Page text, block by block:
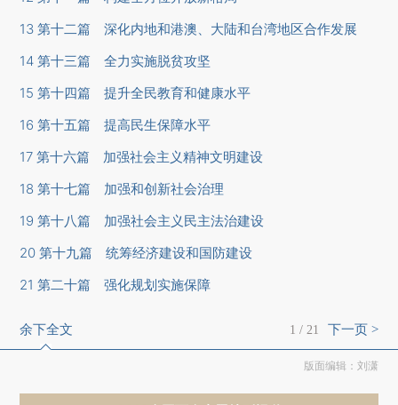
13 第十二篇 深化内地和港澳、大陆和台湾地区合作发展
14 第十三篇 全力实施脱贫攻坚
15 第十四篇 提升全民教育和健康水平
16 第十五篇 提高民生保障水平
17 第十六篇 加强社会主义精神文明建设
18 第十七篇 加强和创新社会治理
19 第十八篇 加强社会主义民主法治建设
20 第十九篇 统筹经济建设和国防建设
21 第二十篇 强化规划实施保障
余下全文 下一页 >
1 / 21
版面编辑：刘潇